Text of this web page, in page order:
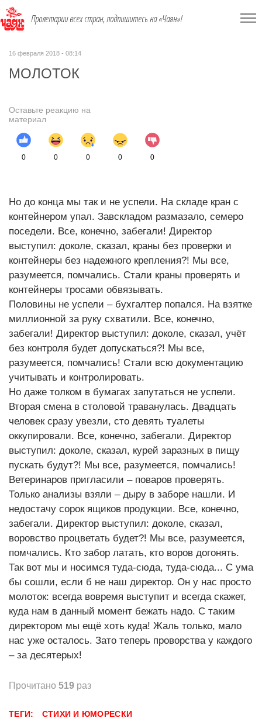
Пролетарии всех стран, подпишитесь на «Чаян»!
16 февраля 2018 - 08:14
МОЛОТОК
Оставьте реакцию на
материал
0 0 0 0 0
Но до конца мы так и не успели. На складе кран с
контейнером упал. Завскладом размазало, семеро
поседели. Все, конечно, забегали! Директор
выступил: доколе, сказал, краны без проверки и
контейнеры без надежного крепления?! Мы все,
разумеется, помчались. Стали краны проверять и
контейнеры тросами обвязывать.
Половины не успели – бухгалтер попался. На взятке
миллионной за руку схватили. Все, конечно,
забегали! Директор выступил: доколе, сказал, учёт
без контроля будет допускаться?! Мы все,
разумеется, помчались! Стали всю документацию
учитывать и контролировать.
Но даже толком в бумагах запутаться не успели.
Вторая смена в столовой траванулась. Двадцать
человек сразу увезли, сто девять туалеты
оккупировали. Все, конечно, забегали. Директор
выступил: доколе, сказал, курей заразных в пищу
пускать будут?! Мы все, разумеется, помчались!
Ветеринаров пригласили – поваров проверять.
Только анализы взяли – дыру в заборе нашли. И
недостачу сорок ящиков продукции. Все, конечно,
забегали. Директор выступил: доколе, сказал,
воровство процветать будет?! Мы все, разумеется,
помчались. Кто забор латать, кто воров догонять.
Так вот мы и носимся туда-сюда, туда-сюда... С ума
бы сошли, если б не наш директор. Он у нас просто
молоток: всегда вовремя выступит и всегда скажет,
куда нам в данный момент бежать надо. С таким
директором мы ещё хоть куда! Жаль только, мало
нас уже осталось. Зато теперь проворства у каждого
– за десятерых!
Прочитано 519 раз
ТЕГИ: СТИХИ И ЮМОРЕСКИ